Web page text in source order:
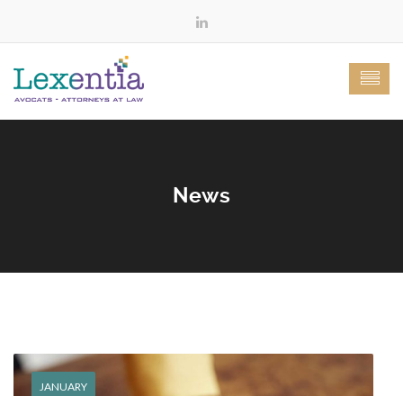
News
JANUARY